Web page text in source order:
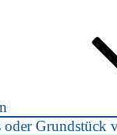
oder Grundstück